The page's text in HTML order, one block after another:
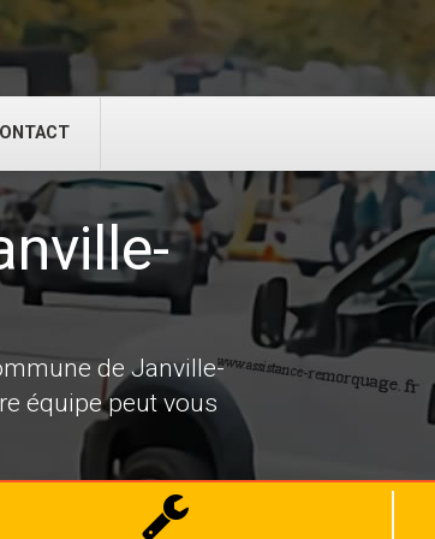
de Janville-
équipe peut vous
Dépannage